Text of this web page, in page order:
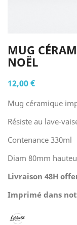
MUG
NOËL
12,00 €
Mug céramique
Résiste au lave-
Contenance 330ml
Diam 80mm
Livraison 48H
Imprimé dans